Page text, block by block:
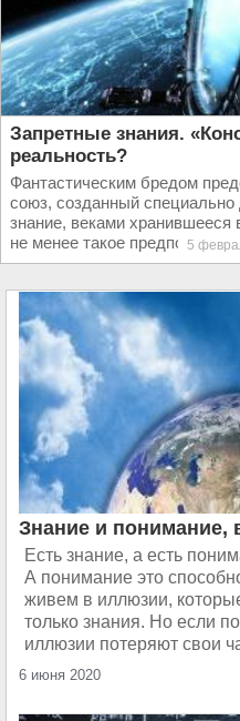
Запретные знания.
реальность?
Фантастическим бредом
союз, созданный специально
знание, веками хранившееся
не менее такое
5
Знание и понимание,
Есть знание, а есть
А понимание это
живем в иллюзии,
только знания. Но если
иллюзии потеряют свои
6 июня 2020